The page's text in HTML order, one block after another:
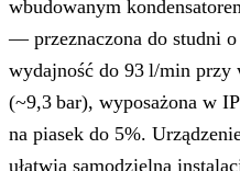
wbudowanym
— przeznaczona do studni
wydajność do 93 l/min przy
(~9,3 bar), wyposażona w
na piasek do 5%.
ułatwia samodzielną